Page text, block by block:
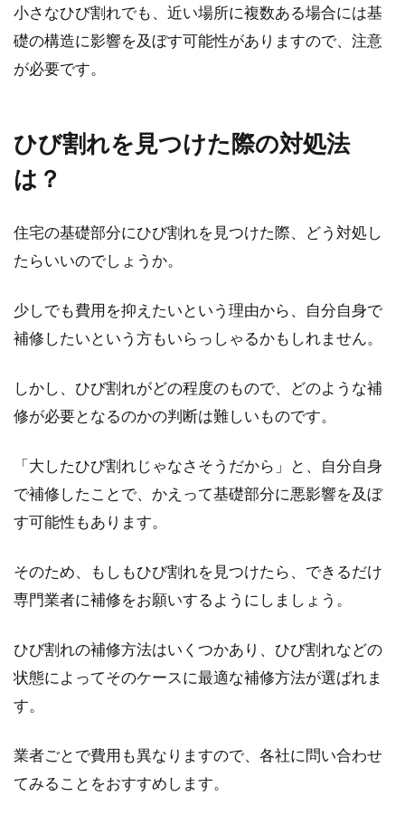
小さなひび割れでも、近い場所に複数ある場合には基
礎の構造に影響を及ぼす可能性がありますので、注意
が必要です。
ひび割れを見つけた際の対処法
は？
住宅の基礎部分にひび割れを見つけた際、どう対処し
たらいいのでしょうか。
少しでも費用を抑えたいという理由から、自分自身で
補修したいという方もいらっしゃるかもしれません。
しかし、ひび割れがどの程度のもので、どのような補
修が必要となるのかの判断は難しいものです。
「大したひび割れじゃなさそうだから」と、自分自身
で補修したことで、かえって基礎部分に悪影響を及ぼ
す可能性もあります。
そのため、もしもひび割れを見つけたら、できるだけ
専門業者に補修をお願いするようにしましょう。
ひび割れの補修方法はいくつかあり、ひび割れなどの
状態によってそのケースに最適な補修方法が選ばれま
す。
業者ごとで費用も異なりますので、各社に問い合わせ
てみることをおすすめします。